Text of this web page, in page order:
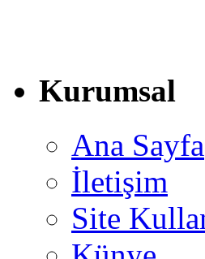
Kurumsal
Ana Sayfa
İletişim
Site